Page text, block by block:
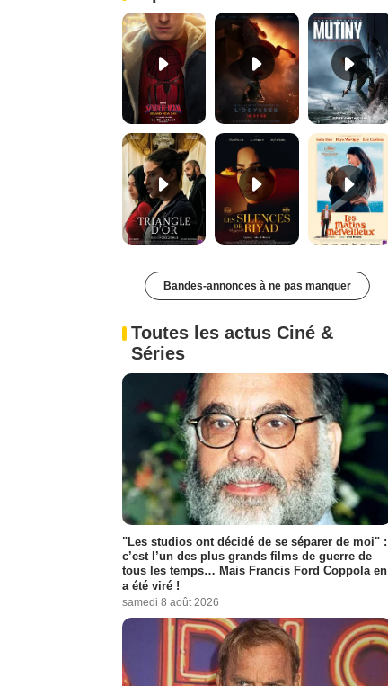
Les Silences de Riyad Bande-annonce VO STFR Les Matins merveilleux Bande-annonce VF
Bandes-annonces à ne pas manquer
Toutes les actus Ciné &
Séries
"Les studios ont décidé de se séparer de moi" :
c’est l’un des plus grands films de guerre de
tous les temps… Mais Francis Ford Coppola en
a été viré !
samedi 8 août 2026